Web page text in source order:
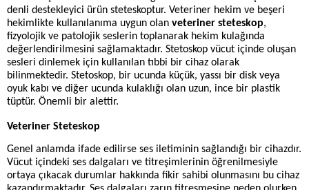
denli destekleyici ürün steteskoptur. Veteriner hekim ve beşeri
hekimlikte kullanılanıma uygun olan veteriner steteskop,
fizyolojik ve patolojik seslerin toplanarak hekim kulağında
değerlendirilmesini sağlamaktadır. Stetoskop vücut içinde oluşan
sesleri dinlemek için kullanılan tıbbi bir cihaz olarak
bilinmektedir. Stetoskop, bir ucunda küçük, yassı bir disk veya
oyuk kabı ve diğer ucunda kulaklığı olan uzun, ince bir plastik
tüptür. Önemli bir alettir.
Veteriner Steteskop
Genel anlamda ifade edilirse ses iletiminin sağlandığı bir cihazdır.
Vücut içindeki ses dalgaları ve titreşimlerinin öğrenilmesiyle
ortaya çıkacak durumlar hakkında fikir sahibi olunmasını bu cihaz